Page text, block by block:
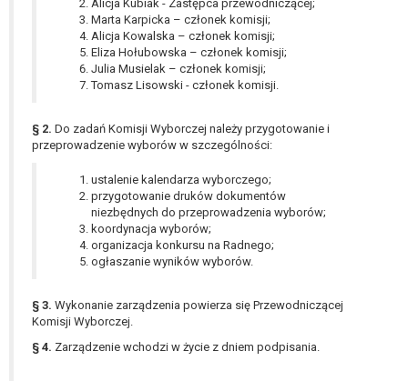
Alicja Kubiak - Zastępca przewodniczącej;
Marta Karpicka – członek komisji;
Alicja Kowalska – członek komisji;
Eliza Hołubowska – członek komisji;
Julia Musielak – członek komisji;
Tomasz Lisowski - członek komisji.
§ 2. Do zadań Komisji Wyborczej należy przygotowanie i
przeprowadzenie wyborów w szczególności:
ustalenie kalendarza wyborczego;
przygotowanie druków dokumentów
niezbędnych do przeprowadzenia wyborów;
koordynacja wyborów;
organizacja konkursu na Radnego;
ogłaszanie wyników wyborów.
§ 3. Wykonanie zarządzenia powierza się Przewodniczącej
Komisji Wyborczej.
§ 4. Zarządzenie wchodzi w życie z dniem podpisania.
obrony roszczeń.
W przypadku gdy przetwarzanie danych
osobowych odbywa się na podstawie zgody osoby
na przetwarzanie danych osobowych (art. 6 ust. 1
cofnięcia tej zgody w dowolnym momencie.
Cofnięcie to nie ma wpływu na zgodność
przetwarzania, którego dokonano na podstawie
zgody przed jej cofnięciem.
Przysługuje Pani/Panu prawo wniesienia skargi do
organu nadzorczego na niezgodne z prawem
przetwarzanie Pani/Pana danych osobowych
Prezes Urzędu Ochrony Danych Osobowych.
dane osobowe, podanie danych osobowych jest